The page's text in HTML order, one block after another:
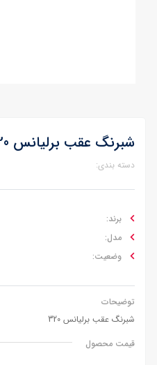
شبرنگ عقب برلیانس 320
دسته بندی:
برند:
مدل:
وضعیت:
توضیحات
شبرنگ عقب برلیانس 320
قیمت محصول